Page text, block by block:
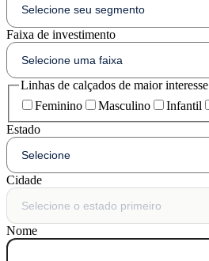
Faixa de investimento
Linhas de calçados de maior interesse
Feminino
Masculino Infantil
Estado
Cidade
Nome